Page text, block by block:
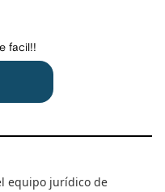
facil!!
equipo jurídico de